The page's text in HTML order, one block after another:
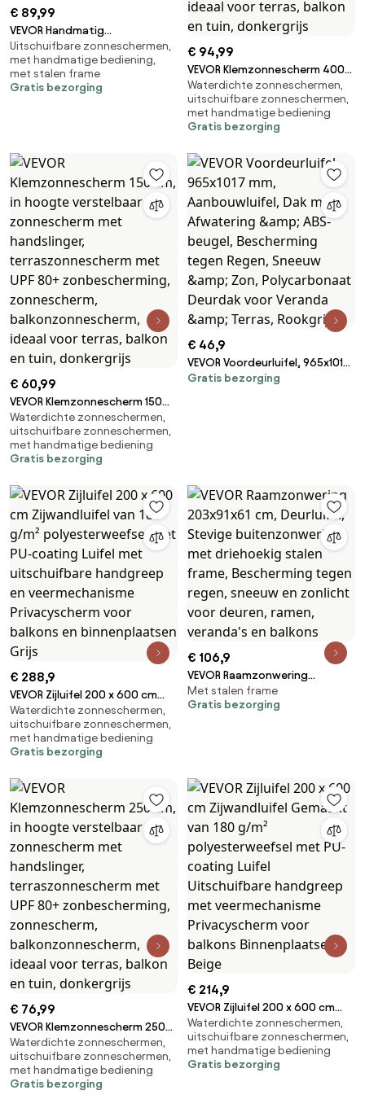
€ 89,99
VEVOR Handmatig
uitschuifbaar zonnescherm,
350 cm lang, in hoogte
verstelbaar, terras- en
raamoverkapping met
Uitschuifbare zonneschermen,
met handmatige bediening,
met stalen frame
Gratis bezorging
€ 94,99
VEVOR Klemzonnescherm 400
cm, in hoogte verstelbaar
zonnescherm met handslinger,
terraszonnescherm met UPF
80+ zonbescherming,
zonnescherm,
balkonzonnescherm, ideaal
voor terras, balkon en tuin,
donkergrijs
Waterdichte zonneschermen,
uitschuifbare zonneschermen,
met handmatige bediening
Gratis bezorging
€ 60,99
VEVOR Klemzonnescherm 150
cm, in hoogte verstelbaar
zonnescherm met handslinger,
terraszonnescherm met UPF
80+ zonbescherming,
zonnescherm,
balkonzonnescherm, ideaal
voor terras, balkon en tuin,
donkergrijs
Waterdichte zonneschermen,
uitschuifbare zonneschermen,
met handmatige bediening
Gratis bezorging
€ 46,9
VEVOR Voordeurluifel, 965x1017
mm, Aanbouwluifel, Dak met
Gratis bezorging
€ 288,9
VEVOR Zijluifel 200 x 600 cm
Zijwandluifel van 180 g/m²
polyesterweefsel met PU-
coating Luifel met
uitschuifbare handgreep en
veermechanisme Privacyscherm
voor balkons en
binnenplaatsen Grijs
Waterdichte zonneschermen,
uitschuifbare zonneschermen,
met handmatige bediening
Gratis bezorging
€ 106,9
VEVOR Raamzonwering
203x91x61 cm, Deurluifel,
Stevige buitenzonwering met
balkons
Met stalen frame
Gratis bezorging
€ 76,99
VEVOR Klemzonnescherm 250
cm, in hoogte verstelbaar
zonnescherm met handslinger,
terraszonnescherm met UPF
80+ zonbescherming,
Waterdichte zonneschermen,
uitschuifbare zonneschermen,
met handmatige bediening
Gratis bezorging
€ 214,9
VEVOR Zijluifel 200 x 600 cm
Zijwandluifel Gemaakt van 180
g/m² polyesterweefsel met PU-
coating Luifel Uitschuifbare
handgreep met
Waterdichte zonneschermen,
uitschuifbare zonneschermen,
met handmatige bediening
Gratis bezorging